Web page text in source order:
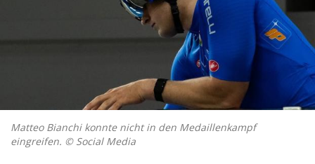
Matteo Bianchi konnte nicht in den Medaillenkampf
eingreifen. © Social Media